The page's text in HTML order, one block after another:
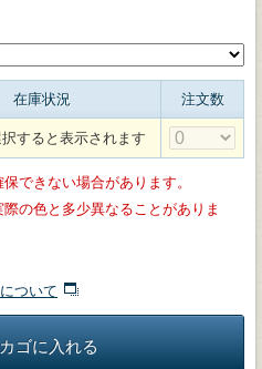
在庫状況 注文数
すると表示されます
できない場合があります。
の色と多少異なることがありま
ついて
ゴに入れる